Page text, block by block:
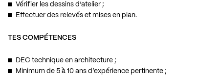
Vérifier les dessins d’atelier ;
Effectuer des relevés et mises en plan.
TES COMPÉTENCES
DEC technique en architecture ;
Minimum de 5 à 10 ans d’expérience pertinente ;